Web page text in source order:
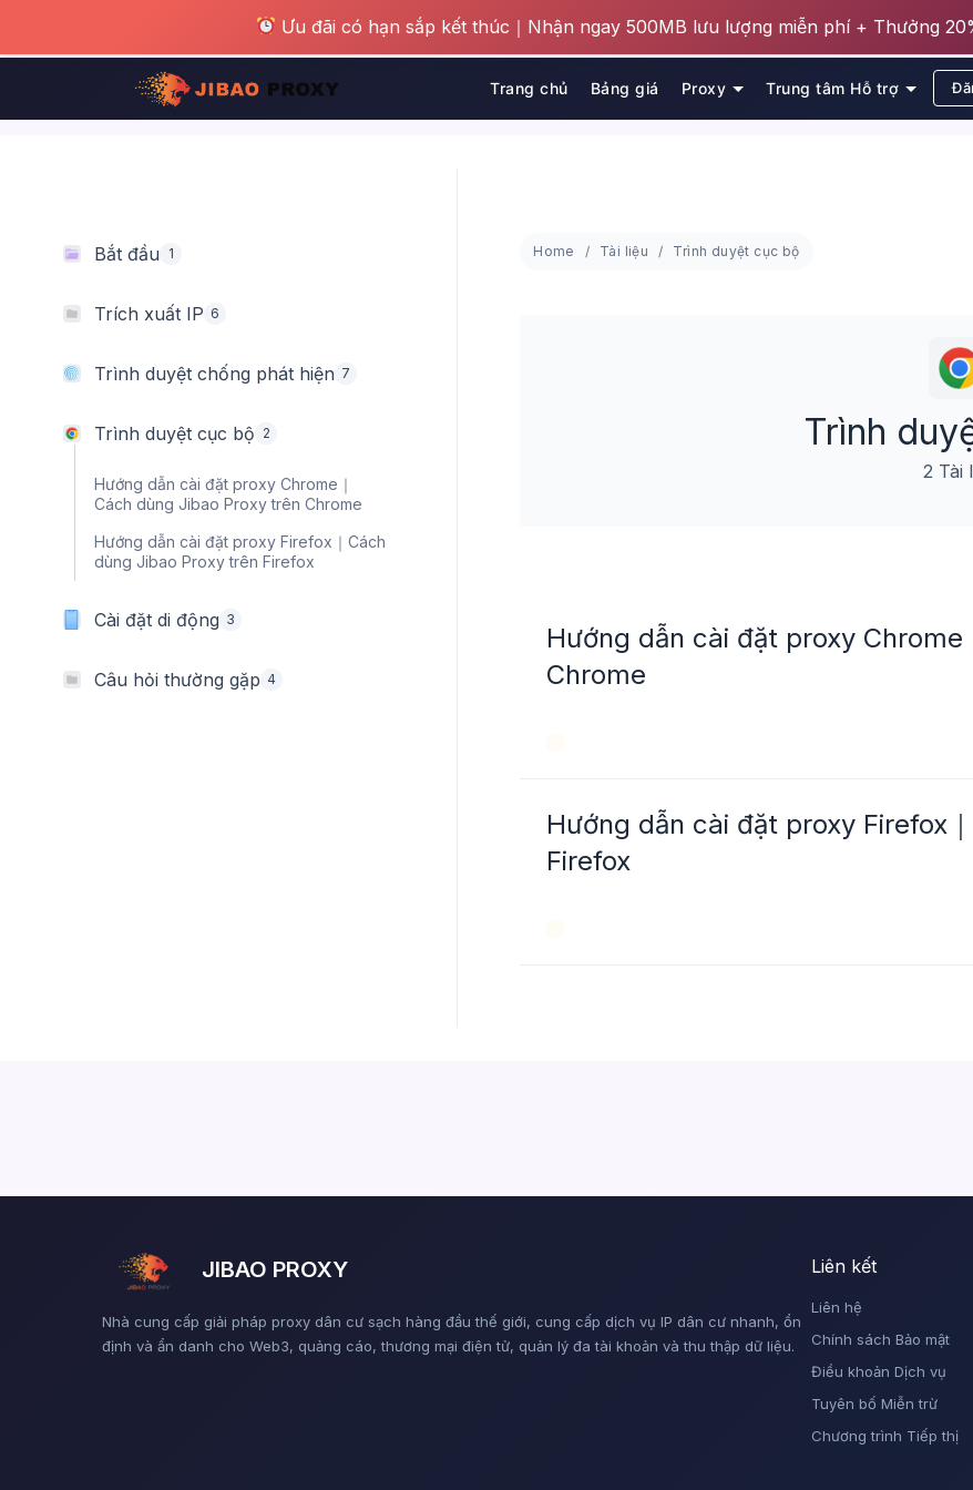
Ưu đãi có hạn sắp kết thúc｜Nhận ngay 500MB lưu lượng miễn phí + Thưởng
Trang chủ Bảng giá Proxy Trung tâm Hỗ trợ
Bắt đầu 1
Trích xuất IP 6
Trình duyệt chống phát hiện 7
Trình duyệt cục bộ 2
Hướng dẫn cài đặt proxy Chrome｜
Cách dùng Jibao Proxy trên Chrome
Hướng dẫn cài đặt proxy Firefox｜Cách
dùng Jibao Proxy trên Firefox
Cài đặt di động 3
Câu hỏi thường gặp 4
Home Tài liệu Trình duyệt cục bộ
Trình
2 Tài
Hướng dẫn cài đặt proxy
Chrome
Hướng dẫn cài đặt proxy Firefox
Firefox
JIBAO PROXY
Nhà cung cấp giải pháp proxy dân cư sạch hàng đầu thế giới, cung cấp dịch vụ IP dân cư nhanh, ổn
định và ẩn danh cho Web3, quảng cáo, thương mại điện tử, quản lý đa tài khoản và thu thập dữ liệu.
Liên kết
Liên hệ
Chính sách Bảo mật
Điều khoản Dịch vụ
Tuyên bố Miễn trừ
Chương trình Tiếp thị